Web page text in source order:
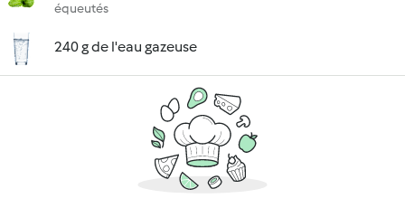
équeutés
240 g de l'eau gazeuse